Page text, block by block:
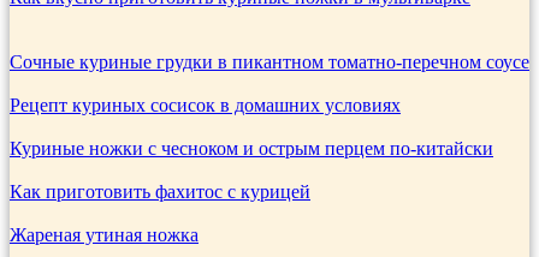
Сочные куриные грудки в пикантном томатно-перечном соусе
Рецепт куриных сосисок в домашних условиях
Куриные ножки с чесноком и острым перцем по-китайски
Как приготовить фахитос с курицей
Жареная утиная ножка